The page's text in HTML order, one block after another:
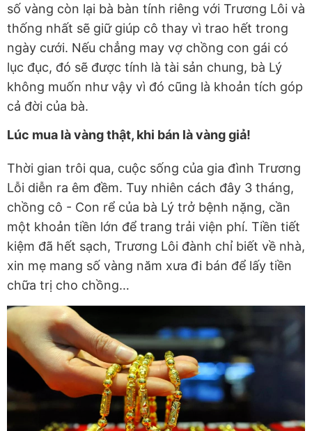
số vàng còn lại bà bàn tính riêng với Trương Lôi và
thống nhất sẽ giữ giúp cô thay vì trao hết trong
ngày cưới. Nếu chẳng may vợ chồng con gái có
lục đục, đó sẽ được tính là tài sản chung, bà Lý
không muốn như vậy vì đó cũng là khoản tích góp
cả đời của bà.
Lúc mua là vàng thật, khi bán là vàng giả!
Thời gian trôi qua, cuộc sống của gia đình Trương
Lỗi diễn ra êm đềm. Tuy nhiên cách đây 3 tháng,
chồng cô - Con rể của bà Lý trở bệnh nặng, cần
một khoản tiền lớn để trang trải viện phí. Tiền tiết
kiệm đã hết sạch, Trương Lôi đành chỉ biết về nhà,
xin mẹ mang số vàng năm xưa đi bán để lấy tiền
chữa trị cho chồng…